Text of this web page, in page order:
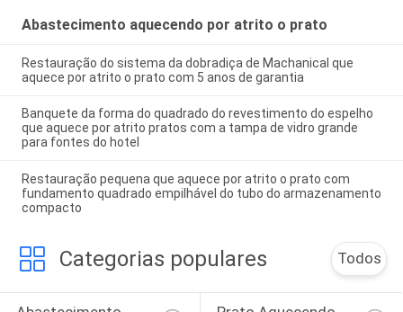
Abastecimento aquecendo por atrito o prato
Restauração do sistema da dobradiça de Machanical que
aquece por atrito o prato com 5 anos de garantia
Banquete da forma do quadrado do revestimento do espelho
que aquece por atrito pratos com a tampa de vidro grande
para fontes do hotel
Restauração pequena que aquece por atrito o prato com
fundamento quadrado empilhável do tubo do armazenamento
compacto
Categorias populares Todos